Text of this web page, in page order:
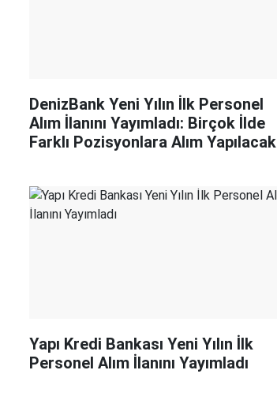
DenizBank Yeni Yılın İlk Personel
Alım İlanını Yayımladı: Birçok İlde
Farklı Pozisyonlara Alım Yapılacak
Yapı Kredi Bankası Yeni Yılın İlk
Personel Alım İlanını Yayımladı